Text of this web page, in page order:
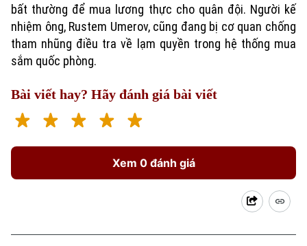
bất thường để mua lương thực cho quân đội. Người kế
nhiệm ông, Rustem Umerov, cũng đang bị cơ quan chống
tham nhũng điều tra về lạm quyền trong hệ thống mua
sắm quốc phòng.
Bài viết hay? Hãy đánh giá bài viết
Xem 0 đánh giá